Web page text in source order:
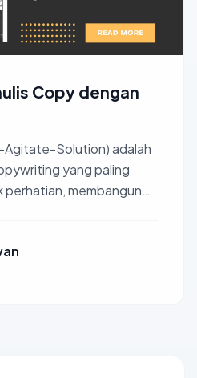
Copy dengan
Agitate-Solution) adalah
yang paling
membangun